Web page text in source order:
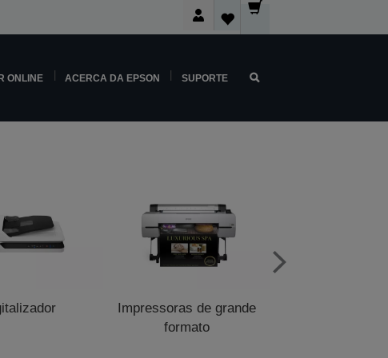
ONLINE ACERCA DA EPSON SUPORTE
Impressoras de grande
formato